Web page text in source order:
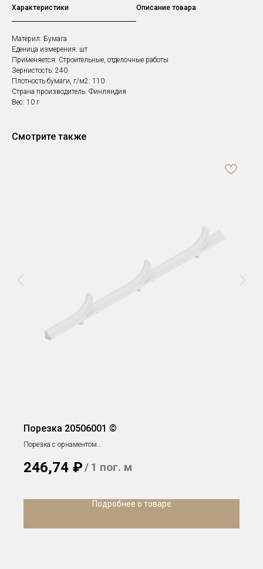
Характеристики Описание товара
Материл: Бумага
Еденица измерения: шт
Применяется: Строительные, отделочные работы
Зернистость: 240
Плотность бумаги, г/м2: 110
Страна производитель: Финляндия
Вес: 10 г
Смотрите также
Порезка 20506001 ©
Порезка с орнаментом
246,74 ₽/ 1 пог. м
Подробнее о товаре